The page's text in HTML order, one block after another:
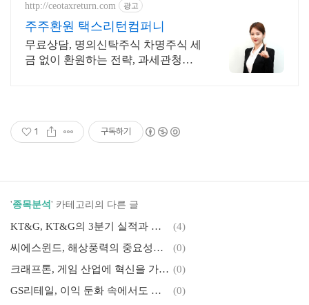
http://ceotaxreturn.com 광고
주주환원 택스리턴컴퍼니
무료상담, 명의신탁주식 차명주식 세
금 없이 환원하는 전략, 과세관청소
1 구독하기
'종목분석 ' 카테고리의 다른 글
KT&G, KT&G의 3분기 실적과 투자 매력 분석
(4)
씨에스윈드, 해상풍력의 중요성과 씨에스윈드의 성장 가능성
(0)
크래프톤, 게임 산업에 혁신을 가져올 AI 기술의 도입 (0)
GS리테일, 이익 둔화 속에서도 편의점 사업의 성장 가능성은 여전하다.
(0)